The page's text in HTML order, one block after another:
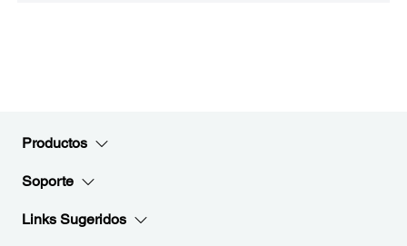
Productos
Soporte
Links Sugeridos